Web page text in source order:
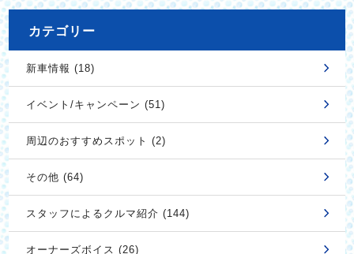
カテゴリー
新車情報 (18)
イベント/キャンペーン (51)
周辺のおすすめスポット (2)
その他 (64)
スタッフによるクルマ紹介 (144)
オーナーズボイス (26)